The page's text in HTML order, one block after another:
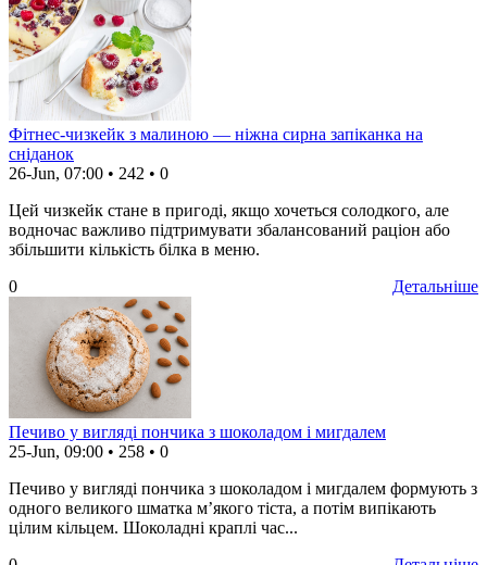
Фітнес-чизкейк з малиною — ніжна сирна запіканка на
сніданок
26-Jun, 07:00 • 242 • 0
Цей чизкейк стане в пригоді, якщо хочеться солодкого, але
водночас важливо підтримувати збалансований раціон або
збільшити кількість білка в меню.
Детальніше
0
Печиво у вигляді пончика з шоколадом і мигдалем
25-Jun, 09:00 • 258 • 0
Печиво у вигляді пончика з шоколадом і мигдалем формують з
одного великого шматка м’якого тіста, а потім випікають
цілим кільцем. Шоколадні краплі час...